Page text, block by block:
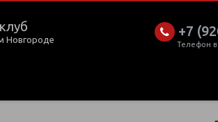
Новгороде
+7
Телефон